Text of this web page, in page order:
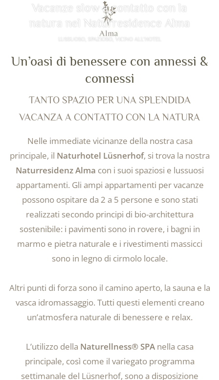
Vacanze slow a contatto con la
natura nel Naturresidence Alma
LUSSUOSO, SPAZIOSO, VICINO ALL’HOTEL
Un’oasi di benessere con annessi &
connessi
TANTO SPAZIO PER UNA SPLENDIDA
VACANZA A CONTATTO CON LA NATURA
Nelle immediate vicinanze della nostra casa
principale, il Naturhotel Lüsnerhof, si trova la nostra
Naturresidenz Alma con i suoi spaziosi e lussuosi
appartamenti. Gli ampi appartamenti per vacanze
possono ospitare da 2 a 5 persone e sono stati
realizzati secondo principi di bio-architettura
sostenibile: i pavimenti sono in rovere, i bagni in
marmo e pietra naturale e i rivestimenti massicci
sono in legno di cirmolo locale.
Altri punti di forza sono il camino aperto, la sauna e la
vasca idromassaggio. Tutti questi elementi creano
un’atmosfera naturale di benessere e relax.
L’utilizzo della Naturellness® SPA nella casa
principale, così come il variegato programma
settimanale del Lüsnerhof, sono a disposizione